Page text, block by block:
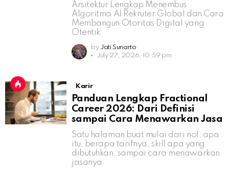
Arsitektur Lengkap Menembus
Algoritma AI Rekruter Global dan Cara
Membangun Otoritas Digital yang
Otentik
by Jati Sunarto
July 27, 2026, 10:59 pm
Karir
Panduan Lengkap Fractional
Career 2026: Dari Definisi
sampai Cara Menawarkan Jasa
Satu halaman buat mulai dari nol: apa
itu, berapa tarifnya, skill apa yang
dibutuhkan, sampai cara menawarkan
jasanya.